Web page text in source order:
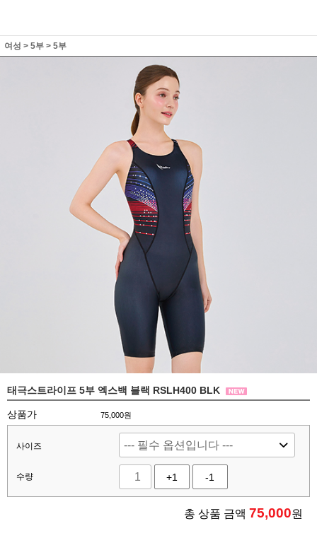
여성 > 5부 > 5부
태극스트라이프 5부 엑스백 블랙 RSLH400 BLK
상품가 75,000원
사이즈
수량 +1 -1
총 상품 금액 75,000원